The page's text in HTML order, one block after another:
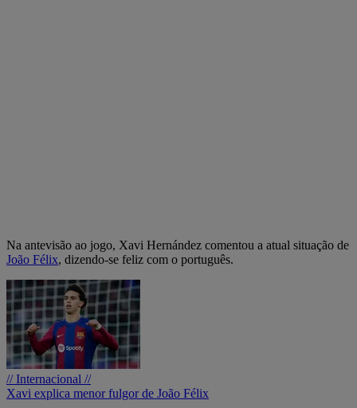
Na antevisão ao jogo, Xavi Hernández comentou a atual situação de
João Félix, dizendo-se feliz com o português.
// Internacional //
Xavi explica menor fulgor de João Félix